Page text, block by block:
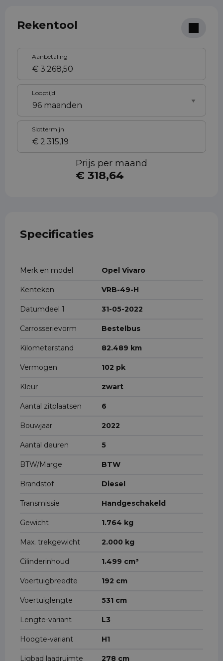
Rekentool
Aanbetaling
Looptijd
Slottermijn
Prijs per maand
€ 318,64
Specificaties
Merk en model Opel Vivaro
Kenteken VRB-49-H
Datumdeel 1 31-05-2022
Carrosserievorm Bestelbus
Kilometerstand 82.489 km
Vermogen 102 pk
Kleur zwart
Aantal zitplaatsen 6
Bouwjaar 2022
Aantal deuren 5
BTW/Marge BTW
Brandstof Diesel
Transmissie Handgeschakeld
Gewicht 1.764 kg
Max. trekgewicht 2.000 kg
Cilinderinhoud 1.499 cm³
Voertuigbreedte 192 cm
Voertuiglengte 531 cm
Lengte-variant L3
Hoogte-variant H1
Ligbad laadruimte 278 cm